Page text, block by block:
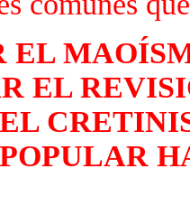
EL
EL
EL